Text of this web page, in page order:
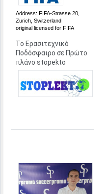
Address: FIFA-Strasse 20,
Zurich, Switzerland
original licensed for FIFA
Το Ερασιτεχνικό
Ποδόσφαιρο σε Πρώτο
πλάνο stopekto